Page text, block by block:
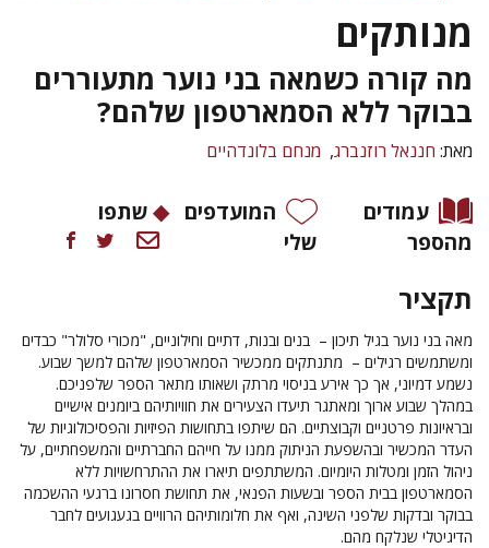
מנותקים
מה קורה כשמאה בני נוער מתעוררים
בבוקר ללא הסמארטפון שלהם?
מאת: חננאל רוזנברג מנחם בלונדהיים
עמודים
מהספר
המועדפים
שלי
שתפו
תקציר
מאה בני נוער בגיל תיכון – בנים ובנות, דתיים וחילוניים, "מכורי סלולר" כבדים
ומשתמשים רגילים – מתנתקים ממכשיר הסמארטפון שלהם למשך שבוע.
נשמע דמיוני, אך כך אירע בניסוי מרתק ושאותו מתאר הספר שלפניכם.
במהלך שבוע ארוך ומאתגר תיעדו הצעירים את חוויותיהם ביומנים אישיים
ובראיונות פרטניים וקבוצתיים. הם שיתפו בתחושות הפיזיות והפסיכולוגיות של
העדר המכשיר ובהשפעת הניתוק ממנו על חייהם החברתיים והמשפחתיים, על
ניהול הזמן ומטלות היומיום. המשתתפים תיארו את ההתרחשויות ללא
הסמארטפון בבית הספר ובשעות הפנאי, את תחושת חסרונו ברגעי ההשכמה
בבוקר ובדקות שלפני השינה, ואף את חלומותיהם הרוויים בגעגועים לחבר
הדיגיטלי שנלקח מהם.